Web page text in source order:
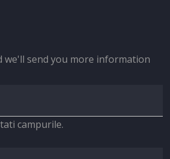
we'll send you more information
campurile.